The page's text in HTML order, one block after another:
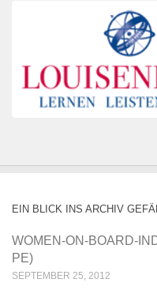
EIN BLICK INS ARCHIV
WOMEN-ON-BOARD-
PE)
SEPTEMBER 25, 2012